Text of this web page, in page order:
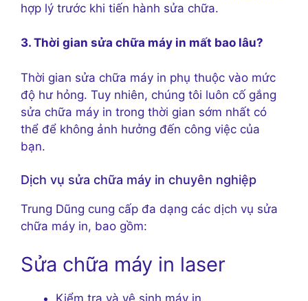
hợp lý trước khi tiến hành sửa chữa.
3. Thời gian sửa chữa máy in mất bao lâu?
Thời gian sửa chữa máy in phụ thuộc vào mức
độ hư hỏng. Tuy nhiên, chúng tôi luôn cố gắng
sửa chữa máy in trong thời gian sớm nhất có
thể để không ảnh hưởng đến công việc của
bạn.
Dịch vụ sửa chữa máy in chuyên nghiệp
Trung Dũng cung cấp đa dạng các dịch vụ sửa
chữa máy in, bao gồm:
Sửa chữa máy in laser
Kiểm tra và vệ sinh máy in